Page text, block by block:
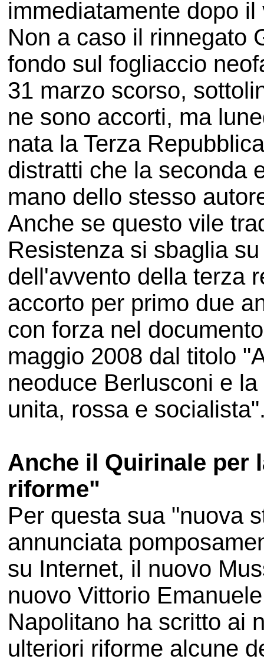
immediatamente dopo il
Non a caso il rinnegato
fondo sul fogliaccio
31 marzo scorso,
ne sono accorti, ma
nata la Terza
distratti che la seconda
mano dello stesso
Anche se questo vile
Resistenza si sbaglia
dell'avvento della terza
accorto per primo due
con forza nel
maggio 2008 dal titolo
neoduce Berlusconi e
unita, rossa e
Anche il Quirinale per
riforme"
Per questa sua "nuova
annunciata
su Internet, il nuovo
nuovo Vittorio
Napolitano ha scritto ai
ulteriori riforme alcune